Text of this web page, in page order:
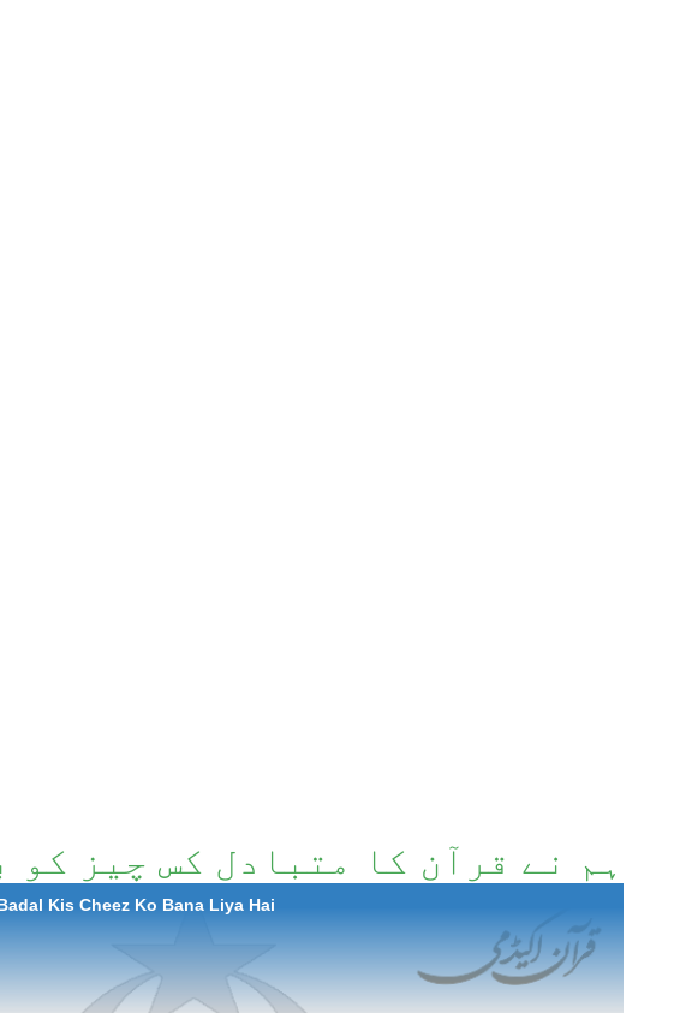
ہم نے قرآن کا متبادل کس چیز کو
Kis Cheez Ko Bana Liya Hai